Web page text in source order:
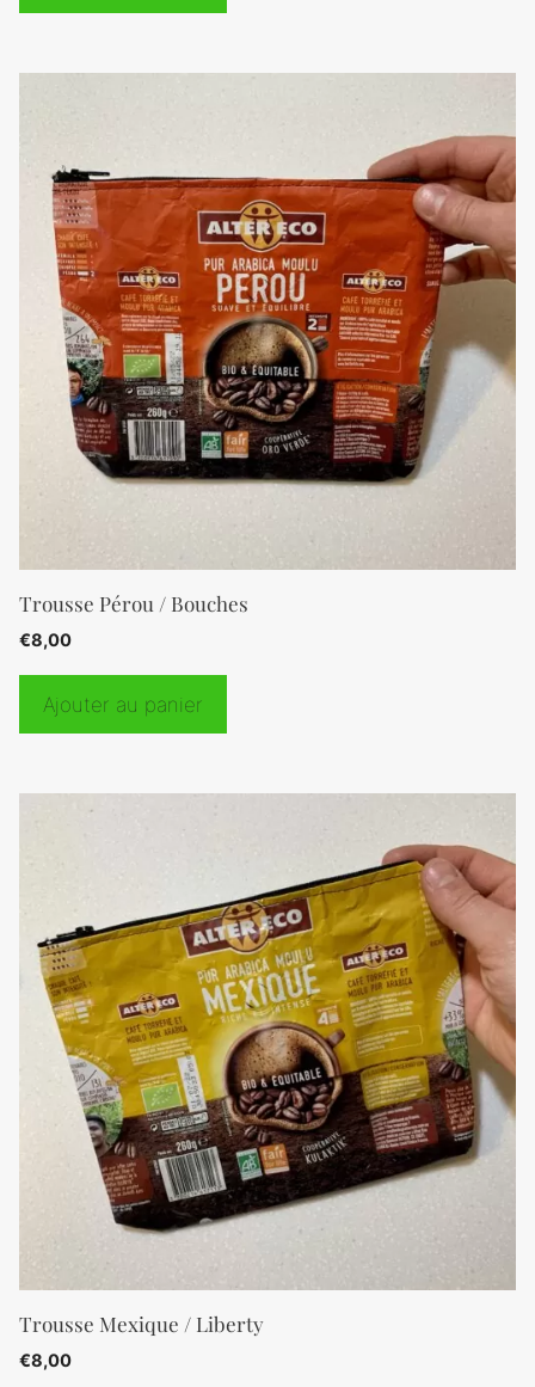
Trousse Pérou / Bouches
€8,00
Ajouter au panier
Trousse Mexique / Liberty
€8,00